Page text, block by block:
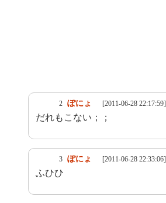
2 ぽにょ [2011-06-28 22:17:59]
だれもこない；；
3 ぽにょ [2011-06-28 22:33:06]
ふひひ